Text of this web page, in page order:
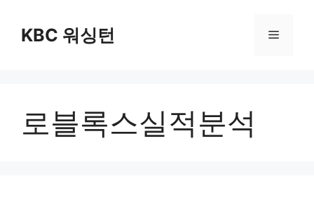
KBC 워싱턴 메
로블록스실적분석